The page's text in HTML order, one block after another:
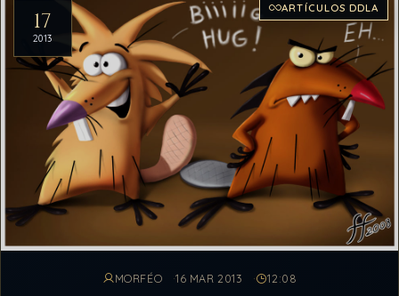
17
2013
ARTÍCULOS DDLA
MORFÉO 16 MAR 2013 12:08